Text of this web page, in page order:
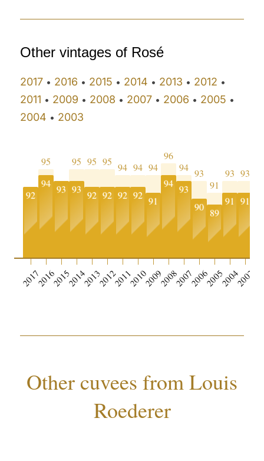
Other vintages of Rosé
2017 • 2016 • 2015 • 2014 • 2013 • 2012 •
2011 • 2009 • 2008 • 2007 • 2006 • 2005 •
2004 • 2003
92
2017
95
94
2016
93
2015
95
93
2014
95
92
2013
95
92
2012
94
92
2011
94
92
2010
94
91
2009
96
94
2008
94
93
2007
93
90
2006
91
89
2005
93
91
2004
93
91
2003
Other cuvees from Louis
Roederer